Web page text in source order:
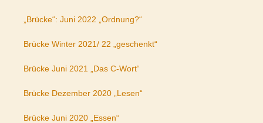
„Brücke“: Juni 2022 „Ordnung?“
Brücke Winter 2021/ 22 „geschenkt“
Brücke Juni 2021 „Das C-Wort“
Brücke Dezember 2020 „Lesen“
Brücke Juni 2020 „Essen“